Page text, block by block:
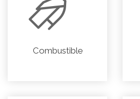
Combustible